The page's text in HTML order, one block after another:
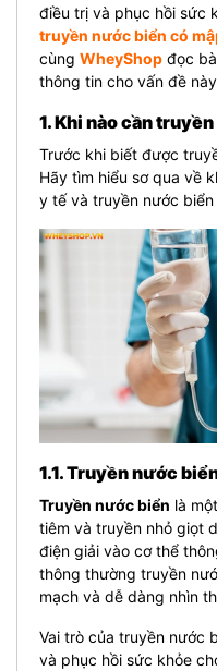
điều trị và phục hồi sức
truyền nước biển có
cùng WheyShop đọc
thông tin cho vấn đề
1. Khi nào cần
Trước khi biết được
Hãy tìm hiểu sơ qua về
y tế và truyền nước
1.1. Truyền nước
Truyền nước biển là
tiêm và truyền nhỏ giọt
điện giải vào cơ thể
thông thường truyền
mạch và dễ dàng nhìn
Vai trò của truyền nước
và phục hồi sức khỏe